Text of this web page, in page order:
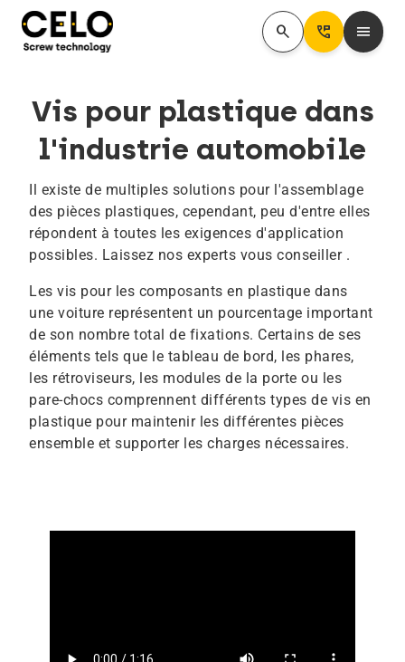
search Perm_Phone_Msg menu
Vis pour plastique dans
l'industrie automobile
Il existe de multiples solutions pour l'assemblage
des pièces plastiques, cependant, peu d'entre elles
répondent à toutes les exigences d'application
possibles. Laissez nos experts vous conseiller .
Les vis pour les composants en plastique dans
une voiture représentent un pourcentage important
de son nombre total de fixations. Certains de ses
éléments tels que le tableau de bord, les phares,
les rétroviseurs, les modules de la porte ou les
pare-chocs comprennent différents types de vis en
plastique pour maintenir les différentes pièces
ensemble et supporter les charges nécessaires.